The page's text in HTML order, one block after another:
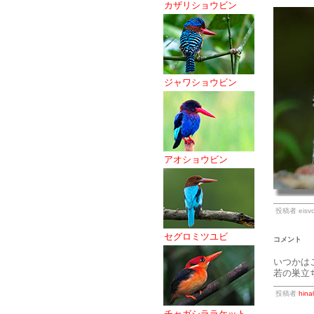
カザリショウビン
ジャワショウビン
アオショウビン
セグロミツユビ
投稿者
コメント
いつかは
若の巣立
投稿者